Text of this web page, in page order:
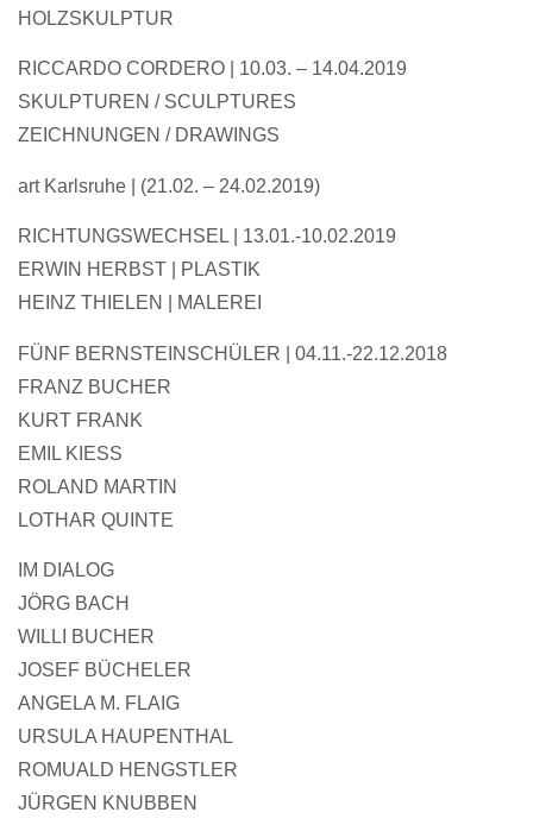
HOLZSKULPTUR
RICCARDO CORDERO
10.03. – 14.04.2019
SKULPTUREN / SCULPTURES
ZEICHNUNGEN / DRAWINGS
art Karlsruhe | (21.02. – 24.02.2019)
RICHTUNGSWECHSEL | 13.01.-10.02.2019
ERWIN HERBST |
PLASTIK
HEINZ THIELEN
MALEREI
FÜNF BERNSTEINSCHÜLER | 04.11.-22.12.2018
FRANZ BUCHER
KURT FRANK
EMIL KIESS
ROLAND MARTIN
LOTHAR QUINTE
IM DIALOG
JÖRG BACH
WILLI BUCHER
JOSEF BÜCHELER
ANGELA M. FLAIG
URSULA HAUPENTHAL
ROMUALD HENGSTLER
JÜRGEN KNUBBEN